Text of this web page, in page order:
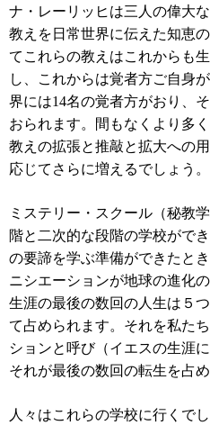
ナ・レーリッヒは三人の偉大
教えを日常世界に伝えた知恵
てこれらの教えはこれからも
し、これからは覚者方ご自身
界には14名の覚者方がおり、
おられます。間もなくより多
教えの拡張と推敲と拡大への
応じてさらに増えるでしょう。
ミステリー・スクール（秘教
階と二次的な段階の学校がで
の要諦を学ぶ準備ができたと
ニシエーションが地球の進化
生涯の最後の数回の人生は５
て占められます。それを私た
ションと呼び（イエスの生涯
それが最後の数回の転生を占め
人々はこれらの学校に行くで